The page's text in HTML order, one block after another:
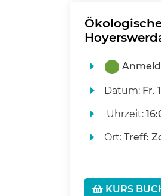
Datum: Fr.
Uhrzeit:
Ort: Treff:
KURS